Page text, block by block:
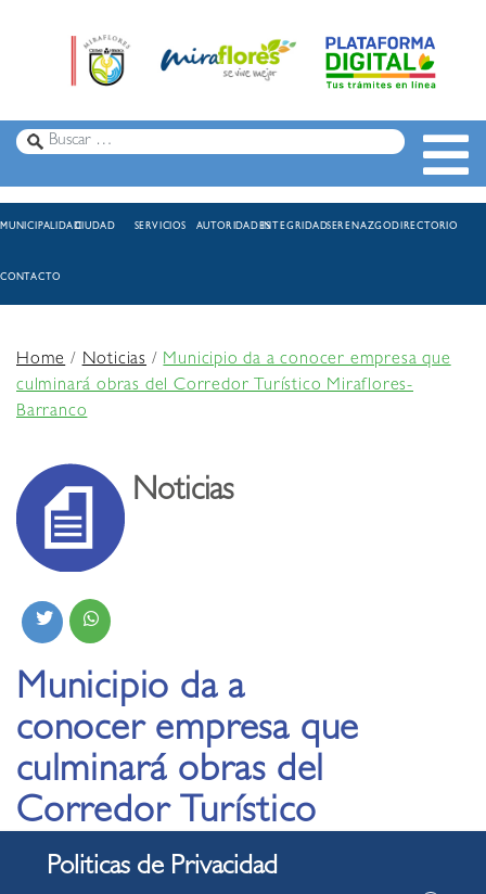
MUNICIPALIDADCIUDAD SERVICIOS AUTORIDADESINTEGRIDADSERENAZGODIRECTORIO
CONTACTO
Home/Noticias /Municipio da a conocer empresa que
culminará obras del Corredor Turístico Miraflores-
Barranco
Noticias
Municipio da a
conocer empresa que
culminará obras del
Corredor Turístico
Miraflores-Barranco